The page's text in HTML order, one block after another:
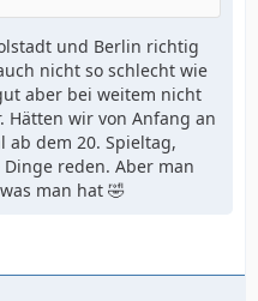
und Berlin richtig
nicht so schlecht wie
aber bei weitem nicht
Hätten wir von Anfang an
ab dem 20. Spieltag,
reden. Aber man
man hat 🤣